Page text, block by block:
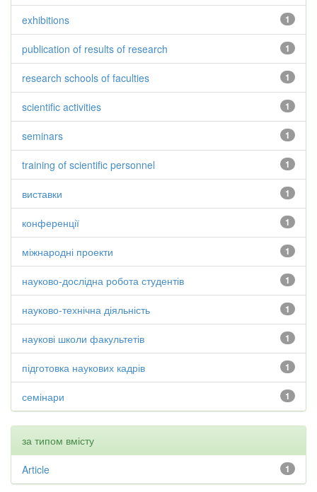
1
exhibitions
1
publication of results of research
1
research schools of faculties
1
scientific activities
1
seminars
1
training of scientific personnel
1
виставки
1
конференції
1
міжнародні проекти
1
науково-дослідна робота студентів
1
науково-технічна діяльність
1
наукові школи факультетів
1
підготовка наукових кадрів
1
семінари
за типом вмісту
1
Article